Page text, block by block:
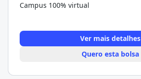
Campus 100% virtual
Ver mais detalhes
Quero esta bolsa